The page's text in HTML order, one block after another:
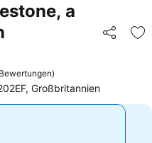
a
Teilen
)
Großbritannien